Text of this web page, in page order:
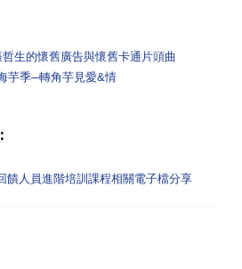
生的懷舊廣告與懷舊卡通片頭曲
芋季─轉角芋見愛&情
饋人員進階培訓課程相關電子檔分享